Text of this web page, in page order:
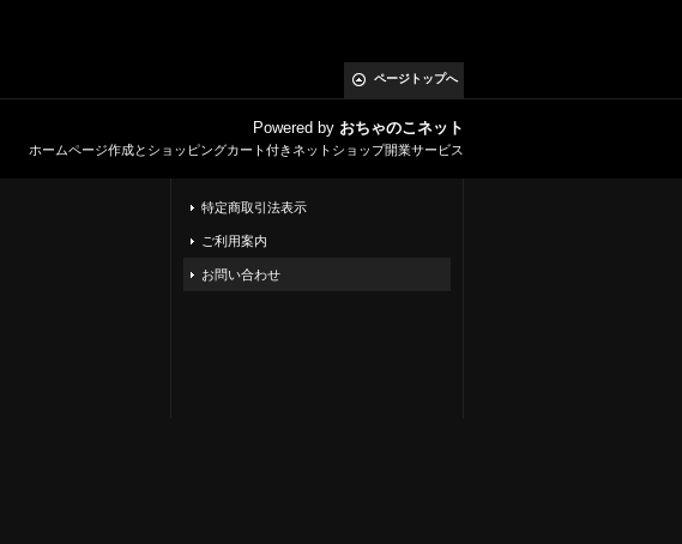
ページトップへ
Powered by おちゃのこネット
ホームページ作成とショッピングカート付きネットショップ開業サービス
特定商取引法表示
ご利用案内
お問い合わせ